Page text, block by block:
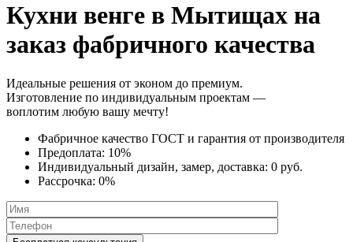
Кухни венге в Мытищах на
заказ фабричного качества
Идеальные решения от эконом до премиум.
Изготовление по индивидуальным проектам —
воплотим любую вашу мечту!
Фабричное качество ГОСТ и гарантия от производителя
Предоплата: 10%
Индивидуальный дизайн, замер, доставка: 0 руб.
Рассрочка: 0%